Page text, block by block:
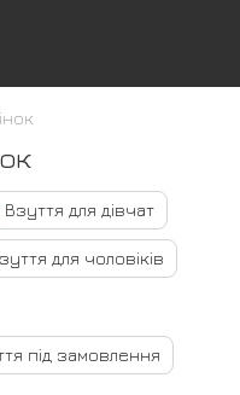
Взуття для дівчат
для чоловіків
під замовлення